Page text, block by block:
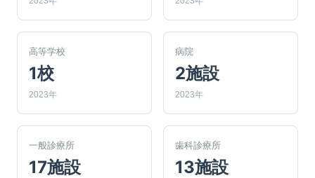
高等学校
1校
2023年
病院
2施設
2023年
一般診療所
17施設
歯科診療所
13施設